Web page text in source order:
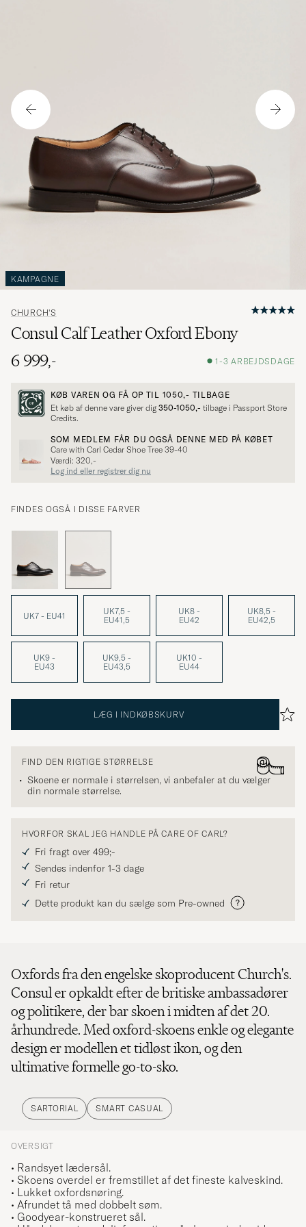
KAMPAGNE
CHURCH'S
Consul Calf Leather Oxford Ebony
6 999,-
1-3 ARBEJDSDAGE
KØB VAREN OG FÅ OP TIL 1050,- TILBAGE
Et køb af denne vare giver dig 350-1050,- tilbage i Passport Store
Credits.
SOM MEDLEM FÅR DU OGSÅ DENNE MED PÅ KØBET
Care with Carl Cedar Shoe Tree 39-40
Værdi: 320,-
Log ind eller registrer dig nu
FINDES OGSÅ I DISSE FARVER
UK7 - EU41
UK7,5 -
EU41,5
UK8 -
EU42
UK8,5 -
EU42,5
UK9 -
EU43
UK9,5 -
EU43,5
UK10 -
EU44
LÆG I INDKØBSKURV
FIND DEN RIGTIGE STØRRELSE
Skoene er normale i størrelsen, vi anbefaler at du vælger
din normale størrelse.
HVORFOR SKAL JEG HANDLE PÅ CARE OF CARL?
Fri fragt over 499;-
Sendes indenfor 1-3 dage
Fri retur
Dette produkt kan du sælge som Pre-owned
Oxfords fra den engelske skoproducent Church's.
Consul er opkaldt efter de britiske ambassadører
og politikere, der bar skoen i midten af ​​det 20.
århundrede. Med oxford-skoens enkle og elegante
design er modellen et tidløst ikon, og den
ultimative formelle go-to-sko.
SARTORIAL SMART CASUAL
OVERSIGT
• Randsyet lædersål.
• Skoens overdel er fremstillet af det fineste kalveskind.
• Lukket oxfordsnøring.
• Afrundet tå med dobbelt søm.
• Goodyear-konstrueret sål.